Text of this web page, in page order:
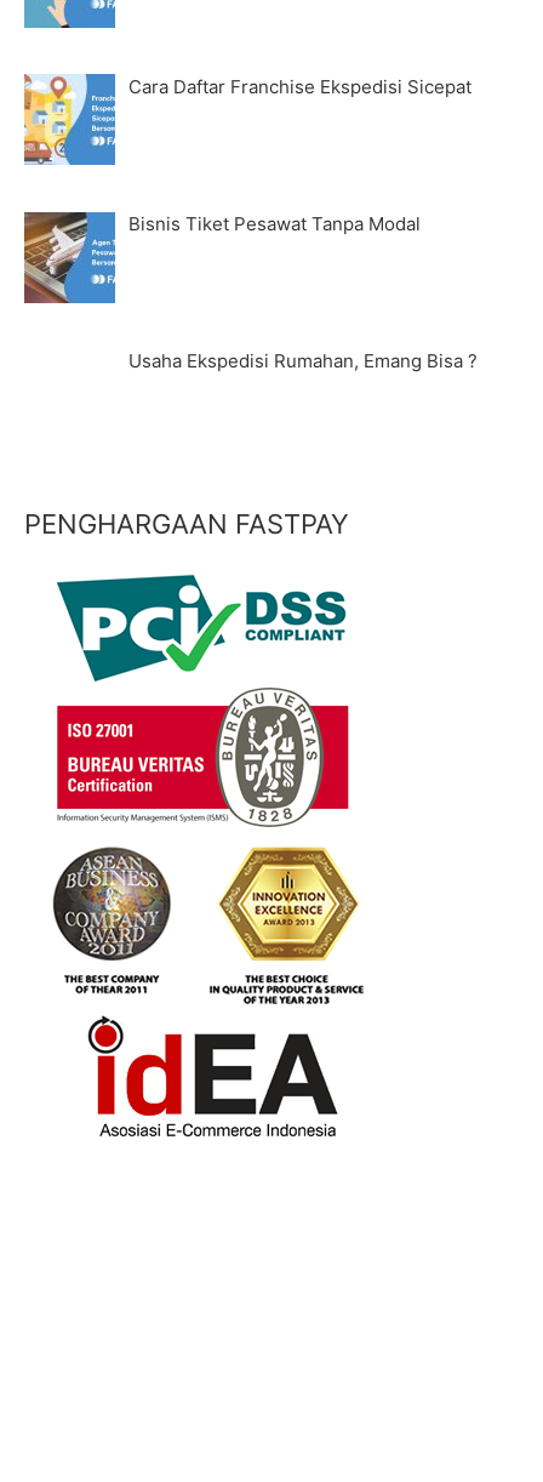
Cara Daftar Franchise Ekspedisi Sicepat
Bisnis Tiket Pesawat Tanpa Modal
Usaha Ekspedisi Rumahan, Emang Bisa ?
PENGHARGAAN FASTPAY